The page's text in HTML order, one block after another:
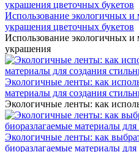
Использование экологичных и
украшения цветочных букетов
Использование экологичных и
украшения
Экологичные ленты: как
материалы для создания
Экологичные ленты: как
Экологичные ленты: как
биоразлагаемые материалы для